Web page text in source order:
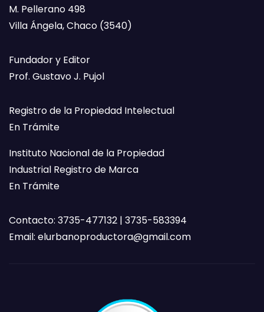
M. Pellerano 498
Villa Ángela, Chaco (3540)
Fundador y Editor
Prof. Gustavo J. Pujol
Registro de la Propiedad Intelectual
En Trámite
Instituto Nacional de la Propiedad
Industrial Registro de Marca
En Trámite
Contacto: 3735-477132 | 3735-583394
Email: elurbanoproductora@gmail.com